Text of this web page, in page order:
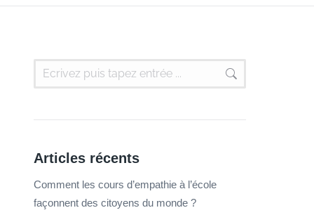
Articles récents
Comment les cours d’empathie à l’école
façonnent des citoyens du monde ?